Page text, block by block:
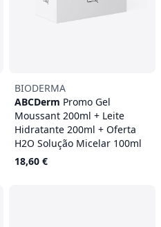
BIODERMA
ABCDerm Promo Gel
Moussant 200ml + Leite
Hidratante 200ml + Oferta
H2O Solução Micelar 100ml
18,60 €